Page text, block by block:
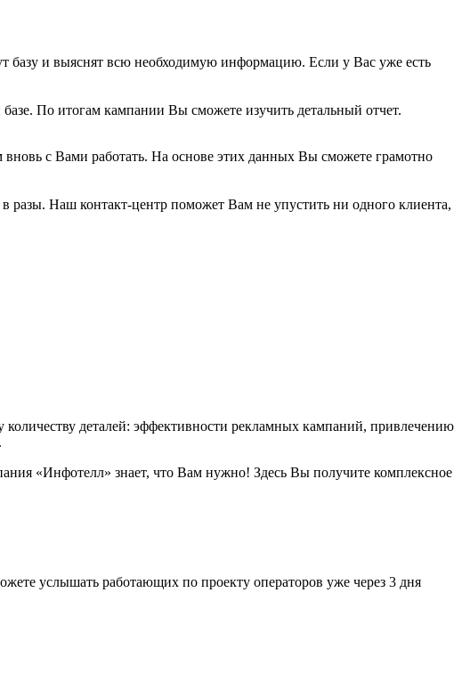
базу и выяснят всю необходимую информацию. Если у Вас уже есть
По итогам кампании Вы сможете изучить детальный отчет.
с Вами работать. На основе этих данных Вы сможете грамотно
разы. Наш контакт-центр поможет Вам не упустить ни одного клиента,
деталей: эффективности рекламных кампаний, привлечению
«Инфотелл» знает, что Вам нужно! Здесь Вы получите комплексное
услышать работающих по проекту операторов уже через 3 дня